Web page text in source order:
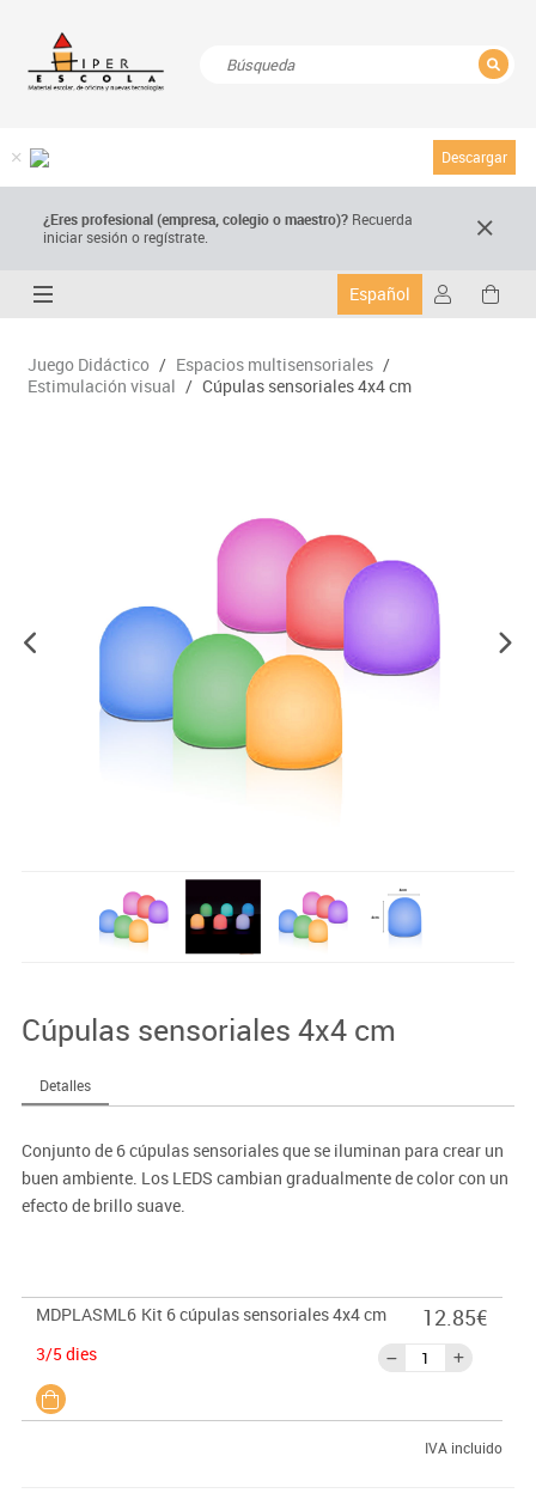
Descargar
¿Eres profesional (empresa, colegio o maestro)? Recuerda
iniciar sesión o regístrate.
Español
Juego Didáctico / Espacios multisensoriales /
Estimulación visual / Cúpulas sensoriales 4x4 cm
Cúpulas sensoriales 4x4 cm
Detalles
Conjunto de 6 cúpulas sensoriales que se iluminan para crear un
buen ambiente. Los LEDS cambian gradualmente de color con un
efecto de brillo suave.
MDPLASML6 Kit 6 cúpulas sensoriales 4x4 cm
3/5 dies
12.85€
IVA incluido